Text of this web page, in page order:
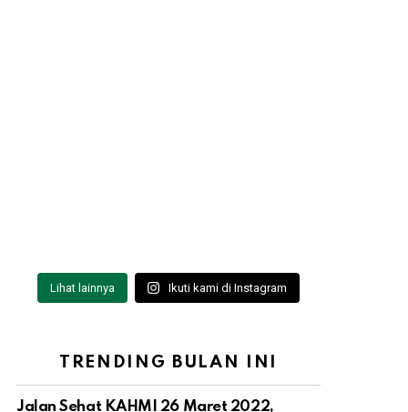
Lihat lainnya Ikuti kami di Instagram
TRENDING BULAN INI
Jalan Sehat KAHMI 26 Maret 2022,